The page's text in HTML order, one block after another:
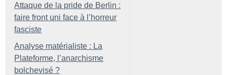
Attaque de la pride de Berlin :
faire front uni face à l’horreur
fasciste
Analyse matérialiste : La
Plateforme, l’anarchisme
bolchevisé ?